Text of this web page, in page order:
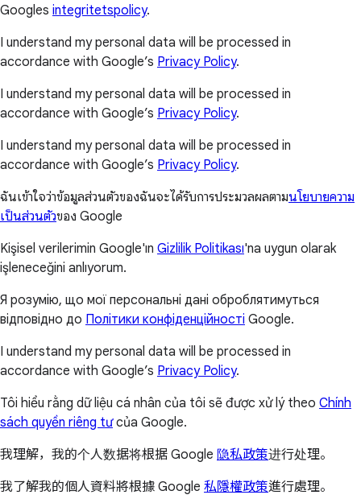
Googles integritetspolicy.
I understand my personal data will be processed in
accordance with Google’s Privacy Policy.
I understand my personal data will be processed in
accordance with Google’s Privacy Policy.
I understand my personal data will be processed in
accordance with Google’s Privacy Policy.
ฉันเข้าใจว่าข้อมูลส่วนตัวของฉันจะได้รับการประมวลผลตามนโยบายความ
เป็นส่วนตัวของ Google
Kişisel verilerimin Google'ın Gizlilik Politikası'na uygun olarak
işleneceğini anlıyorum.
Я розумію, що мої персональні дані оброблятимуться
відповідно до Політики конфіденційності Google.
I understand my personal data will be processed in
accordance with Google’s Privacy Policy.
Tôi hiểu rằng dữ liệu cá nhân của tôi sẽ được xử lý theo Chính
sách quyền riêng tưcủa Google.
我理解，我的个人数据将根据 Google 隐私政策进行处理。
我了解我的個人資料將根據 Google 私隱權政策進行處理。